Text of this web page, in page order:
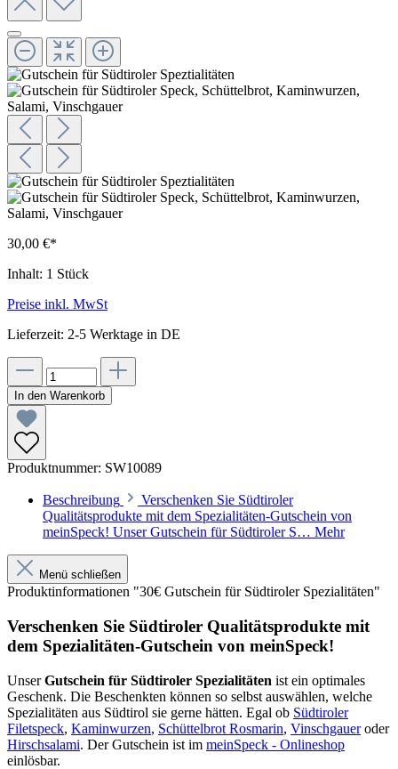
30,00 €*
Inhalt: 1 Stück
Preise inkl. MwSt
Lieferzeit: 2-5 Werktage in DE
In den Warenkorb
Produktnummer: SW10089
Beschreibung
Verschenken Sie Südtiroler
Qualitätsprodukte mit dem Spezialitäten-Gutschein von
meinSpeck! Unser Gutschein für Südtiroler S… Mehr
Menü schließen
Produktinformationen "30€ Gutschein für Südtiroler Spezialitäten"
Verschenken Sie Südtiroler Qualitätsprodukte mit
dem Spezialitäten-Gutschein von meinSpeck!
UnserGutschein für Südtiroler Spezialitäten ist ein optimales
Geschenk. Die Beschenkten können so selbst auswählen, welche
Spezialitäten aus Südtirol sie gerne hätten. Egal ob Südtiroler
Filetspeck, Kaminwurzen, Schüttelbrot Rosmarin, Vinschgaueroder
Hirschsalami. Der Gutschein ist im meinSpeck - Onlineshop
einlösbar.